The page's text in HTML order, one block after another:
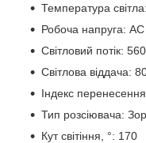
Температура
Робоча напруга:
Світловий потік:
Світлова віддача:
Індекс
Тип розсіювача:
Кут світіння, °: 170